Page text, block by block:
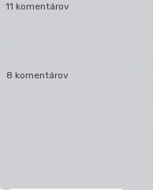
11 komentárov
8 komentárov